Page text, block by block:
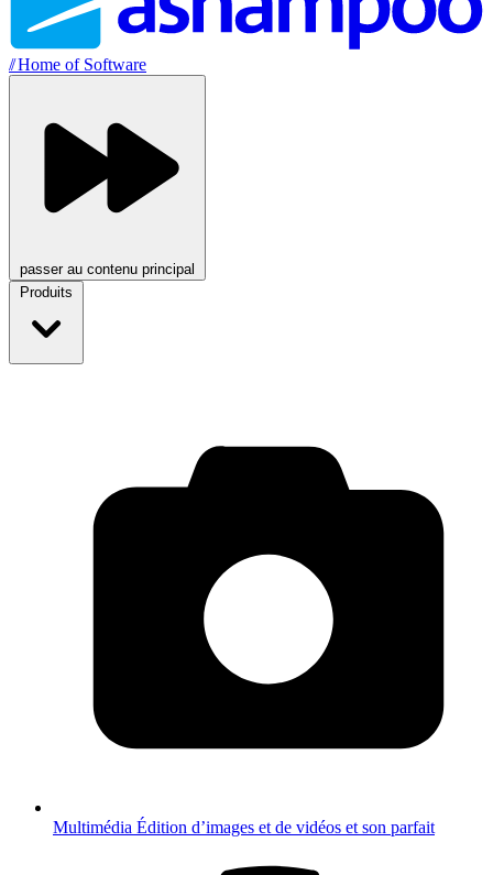
//Home of Software
passer au contenu principal
Produits
Multimédia Édition d’images et de vidéos et son parfait